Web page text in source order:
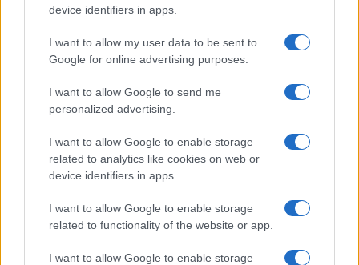
device identifiers in apps.
I want to allow my user data to be sent to
Google for online advertising purposes.
I want to allow Google to send me
personalized advertising.
I want to allow Google to enable storage
related to analytics like cookies on web or
device identifiers in apps.
I want to allow Google to enable storage
related to functionality of the website or app.
I want to allow Google to enable storage
Curso de verano de la Universidad de La
Rioja finaliza con celebración
La Universidad de La Rioja despidió a 60…